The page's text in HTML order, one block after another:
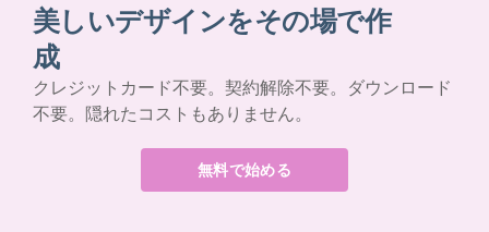
美しいデザインをその場で作
成
クレジットカード不要。契約解除不要。ダウンロード
不要。隠れたコストもありません。
無料で始める